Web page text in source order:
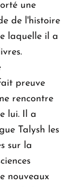
une
de l'histoire
laquelle il a
preuve
rencontre
lui. Il a
Talysh les
sur la
nouveaux